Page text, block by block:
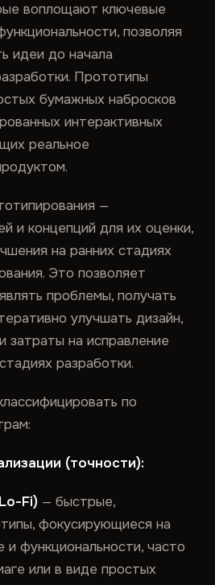
воплощают ключевые
позволяя
идеи до начала
Прототипы
бумажных набросков
интерактивных
реальное
—
и концепций для их оценки,
на ранних стадиях
Это позволяет
проблемы, получать
улучшать дизайн,
затраты на исправление
разработки.
по
(точности):
Fi) — быстрые,
фокусирующиеся на
и функциональности, часто
или в виде простых